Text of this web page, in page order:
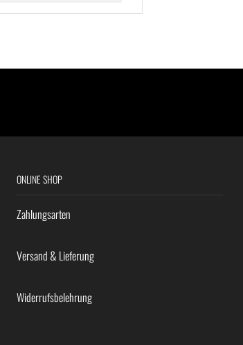
ONLINE SHOP
Zahlungsarten
Versand & Lieferung
Widerrufsbelehrung